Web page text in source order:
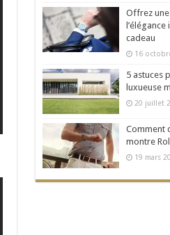
Offrez
cadeau
16
5 astuces
luxueuse
20 juillet
Comment
montre
19 mars